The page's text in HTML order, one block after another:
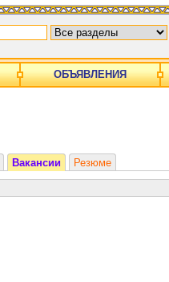
ОБЪЯВЛЕНИЯ
Вакансии Резюме